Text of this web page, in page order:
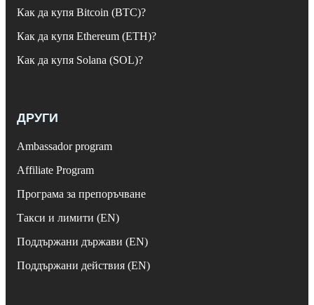
Как да купя Bitcoin (BTC)?
Как да купя Ethereum (ETH)?
Как да купя Solana (SOL)?
ДРУГИ
Ambassador program
Affiliate Program
Програма за препоръчване
Такси и лимити (EN)
Поддържани държави (EN)
Поддържани действия (EN)